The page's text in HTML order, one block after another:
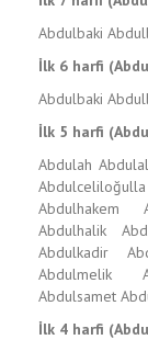
Abdulbaki
İlk 6 harfi
Abdulbaki
İlk 5 harfi
Abdulah
Abdulceliloğulla
Abdulhakem
Abdulhalik
Abdulkadir
Abdulmelik
Abdulsamet
İlk 4 harfi